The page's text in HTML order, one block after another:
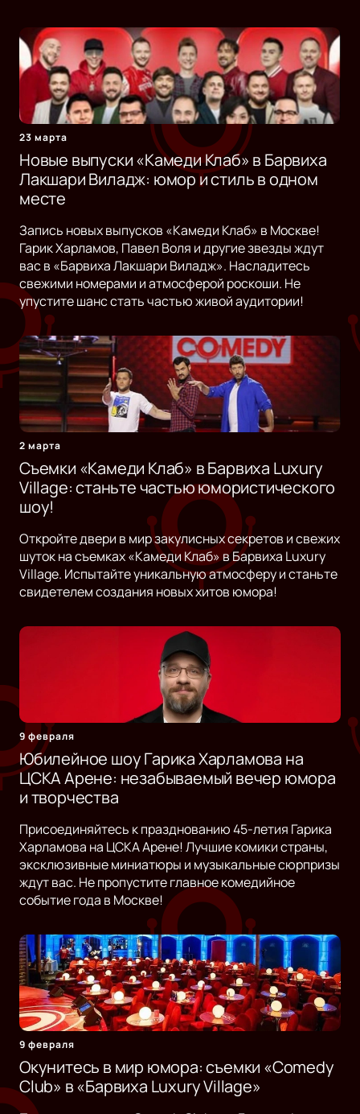
23 марта
Новые выпуски «Камеди Клаб» в Барвиха
Лакшари Виладж: юмор и стиль в одном
месте
Запись новых выпусков «Камеди Клаб» в Москве!
Гарик Харламов, Павел Воля и другие звезды ждут
вас в «Барвиха Лакшари Виладж». Насладитесь
свежими номерами и атмосферой роскоши. Не
упустите шанс стать частью живой аудитории!
2 марта
Съемки «Камеди Клаб» в Барвиха Luxury
Village: станьте частью юмористического
шоу!
Откройте двери в мир закулисных секретов и свежих
шуток на съемках «Камеди Клаб» в Барвиха Luxury
Village. Испытайте уникальную атмосферу и станьте
свидетелем создания новых хитов юмора!
9 февраля
Юбилейное шоу Гарика Харламова на
ЦСКА Арене: незабываемый вечер юмора
и творчества
Присоединяйтесь к празднованию 45-летия Гарика
Харламова на ЦСКА Арене! Лучшие комики страны,
эксклюзивные миниатюры и музыкальные сюрпризы
ждут вас. Не пропустите главное комедийное
событие года в Москве!
9 февраля
Окунитесь в мир юмора: съемки «Comedy
Club» в «Барвиха Luxury Village»